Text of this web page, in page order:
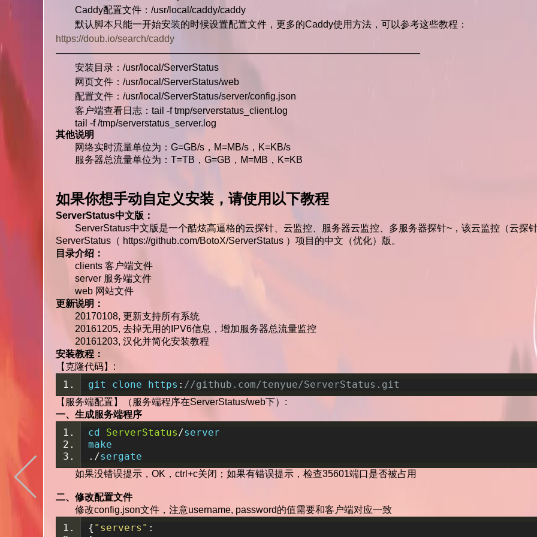
Caddy配置文件：/usr/local/caddy/caddy
默认脚本只能一开始安装的时候设置配置文件，更多的Caddy使用方法，可以参考这些教程：
https://doub.io/search/caddy
——————————————————————————————————————
安装目录：/usr/local/ServerStatus
网页文件：/usr/local/ServerStatus/web
配置文件：/usr/local/ServerStatus/server/config.json
客户端查看日志：tail -f tmp/serverstatus_client.log
tail -f /tmp/serverstatus_server.log
其他说明
网络实时流量单位为：G=GB/s，M=MB/s，K=KB/s
服务器总流量单位为：T=TB，G=GB，M=MB，K=KB
如果你想手动自定义安装，请使用以下教程
ServerStatus中文版：
ServerStatus中文版是一个酷炫高逼格的云探针、云监控、服务器云监控、多服务器探针~，该云监控（云探
ServerStatus（ https://github.com/BotoX/ServerStatus ）项目的中文（优化）版。
目录介绍：
clients 客户端文件
server 服务端文件
web 网站文件
更新说明：
20170108, 更新支持所有系统
20161205, 去掉无用的IPV6信息，增加服务器总流量监控
20161203, 汉化并简化安装教程
安装教程：
【克隆代码】:
git clone https : //github.com/tenyue/ServerStatus.git
【服务端配置】（服务端程序在ServerStatus/web下）:
一、生成服务端程序
cd ServerStatus/server
make
./sergate
如果没错误提示，OK，ctrl+c关闭；如果有错误提示，检查35601端口是否被占用
二、修改配置文件
修改config.json文件，注意username, password的值需要和客户端对应一致
{ "servers" :